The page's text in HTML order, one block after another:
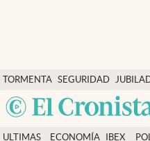
TORMENTA SEGURIDAD
SOCIAL
Economía y finanzas
Política
Actualidad
ULTIMAS
ECONOMÍA
IBEX